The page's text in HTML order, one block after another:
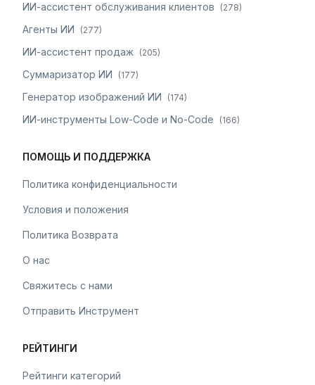
ИИ-ассистент обслуживания клиентов (278)
Агенты ИИ (277)
ИИ-ассистент продаж (205)
Суммаризатор ИИ (177)
Генератор изображений ИИ (174)
ИИ-инструменты Low-Code и No-Code (166)
ПОМОЩЬ И ПОДДЕРЖКА
Политика конфиденциальности
Условия и положения
Политика Возврата
О нас
Свяжитесь с нами
Отправить Инструмент
РЕЙТИНГИ
Рейтинги категорий